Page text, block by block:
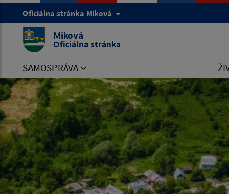
Oficiálna stránka Miková
Miková
Oficiálna stránka
SAMOSPRÁVA